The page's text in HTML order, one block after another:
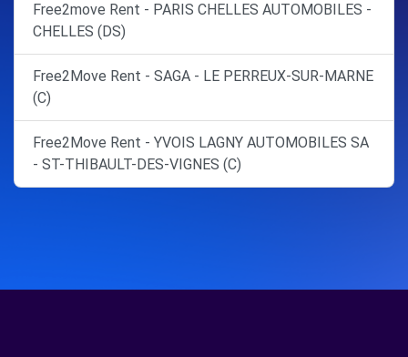
Free2move Rent - PARIS CHELLES AUTOMOBILES -
CHELLES (DS)
Free2Move Rent - SAGA - LE PERREUX-SUR-MARNE
(C)
Free2Move Rent - YVOIS LAGNY AUTOMOBILES SA
- ST-THIBAULT-DES-VIGNES (C)